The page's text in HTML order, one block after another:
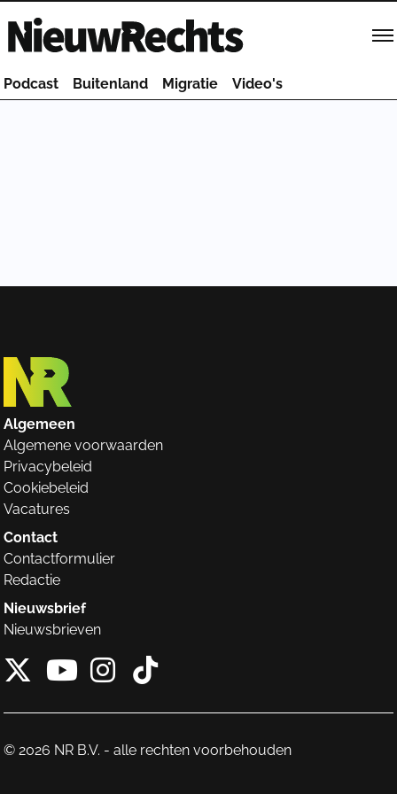
Homepage van NieuwRechts
Podcast Buitenland Migratie Video's
Algemeen
Algemene voorwaarden
Privacybeleid
Cookiebeleid
Vacatures
Contact
Contactformulier
Redactie
Nieuwsbrief
Nieuwsbrieven
X van NieuwRechts
Instagram van
Tiktok van
© 2026 NR B.V. - alle rechten voorbehouden